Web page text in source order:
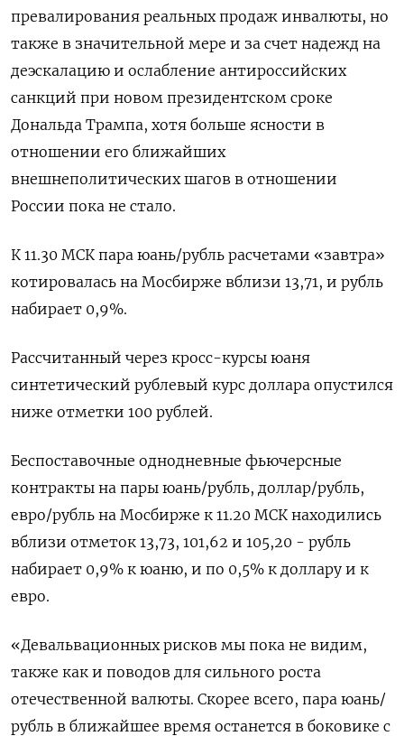
превалирования реальных продаж инвалюты, но
также в значительной мере и за счет надежд на
деэскалацию и ослабление антироссийских
санкций при новом президентском сроке
Дональда Трампа, хотя больше ясности в
отношении его ближайших
внешнеполитических шагов в отношении
России пока не стало.
К 11.30 МСК пара юань/рубль расчетами «завтра»
котировалась на Мосбирже вблизи 13,71, и рубль
набирает 0,9%.
Рассчитанный через кросс-курсы юаня
синтетический рублевый курс доллара опустился
ниже отметки 100 рублей.
Беспоставочные однодневные фьючерсные
контракты на пары юань/рубль, доллар/рубль,
евро/рубль на Мосбирже к 11.20 МСК находились
вблизи отметок 13,73, 101,62 и 105,20 - рубль
набирает 0,9% к юаню, и по 0,5% к доллару и к
евро.
«Девальвационных рисков мы пока не видим,
также как и поводов для сильного роста
отечественной валюты. Скорее всего, пара юань/
рубль в ближайшее время останется в боковике с